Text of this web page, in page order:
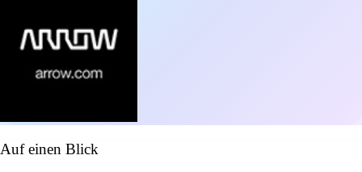
Auf einen Blick